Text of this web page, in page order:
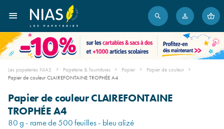
Les papeteries NIAS Papeterie & fournitures Papier
Papier de couleur
Papier de couleur CLAIREFONTAINE TROPHÉE A4
Papier de couleur CLAIREFONTAINE
TROPHÉE A4
80 g - rame de 500 feuilles - bleu alizé